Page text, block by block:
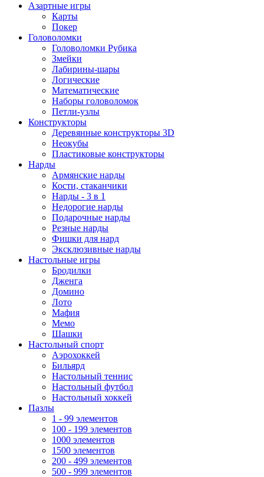
Азартные игры
Карты
Покер
Головоломки
Головоломки Рубика
Змейки
Лабирины-шары
Логические
Математические
Наборы головоломок
Петли-узлы
Конструкторы
Деревянные конструкторы 3D
Неокубы
Пластиковые конструкторы
Нарды
Армянские нарды
Кости, стаканчики
Нарды - 3 в 1
Недорогие нарды
Подарочные нарды
Резные нарды
Фишки для нард
Эксклюзивные нарды
Настольные игры
Бродилки
Дженга
Домино
Лото
Мафия
Мемо
Шашки
Настольный спорт
Аэрохоккей
Бильярд
Настольный теннис
Настольный футбол
Настольный хоккей
Пазлы
1 - 99 элементов
100 - 199 элементов
1000 элементов
1500 элементов
200 - 499 элементов
500 - 999 элементов